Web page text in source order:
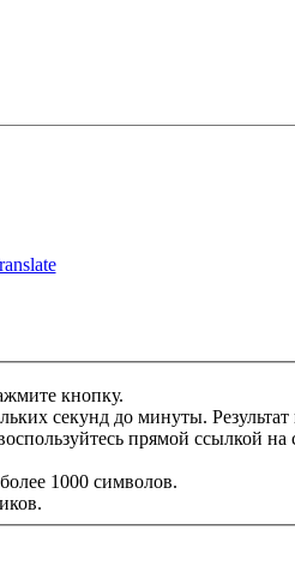
кнопку.
секунд до минуты. Результат
прямой ссылкой на
1000 символов.